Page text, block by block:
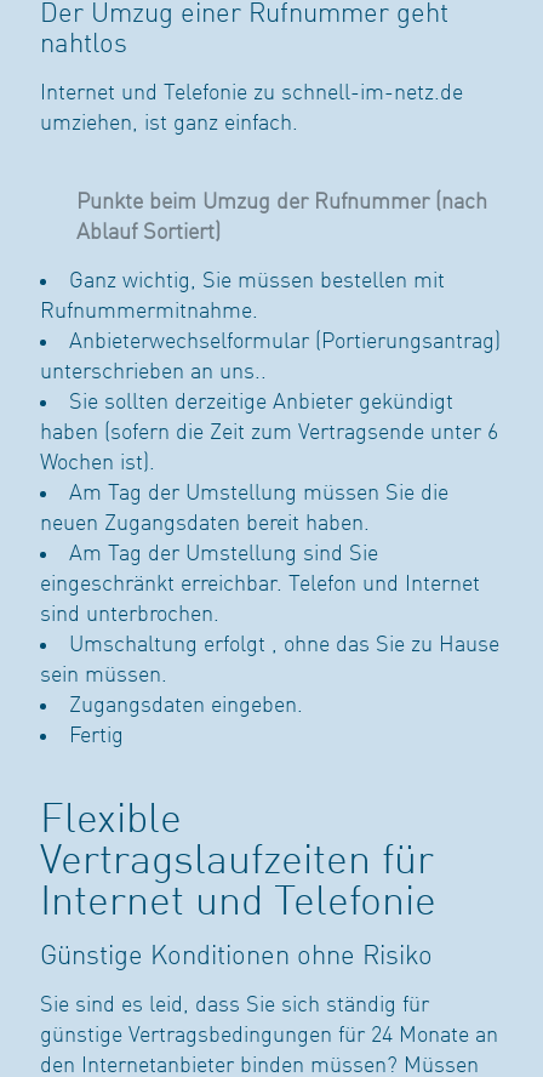
Der Umzug einer Rufnummer geht
nahtlos
Internet und Telefonie zu schnell-im-netz.de
umziehen, ist ganz einfach.
Punkte beim Umzug der Rufnummer (nach
Ablauf Sortiert)
Ganz wichtig, Sie müssen bestellen mit
Rufnummermitnahme.
Anbieterwechselformular (Portierungsantrag)
unterschrieben an uns..
Sie sollten derzeitige Anbieter gekündigt
haben (sofern die Zeit zum Vertragsende unter 6
Wochen ist).
Am Tag der Umstellung müssen Sie die
neuen Zugangsdaten bereit haben.
Am Tag der Umstellung sind Sie
eingeschränkt erreichbar. Telefon und Internet
sind unterbrochen.
Umschaltung erfolgt , ohne das Sie zu Hause
sein müssen.
Zugangsdaten eingeben.
Fertig
Flexible
Vertragslaufzeiten für
Internet und Telefonie
Günstige Konditionen ohne Risiko
Sie sind es leid, dass Sie sich ständig für
günstige Vertragsbedingungen für 24 Monate an
den Internetanbieter binden müssen? Müssen